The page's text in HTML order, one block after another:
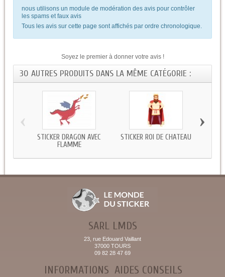
nous utilisons un module de modération des avis pour contrôler
les spams et faux avis
Tous les avis sur cette page sont affichés par ordre chronologique.
Soyez le premier à donner votre avis !
30 AUTRES PRODUITS DANS LA MÊME CATÉGORIE :
STICKER DRAGON AVEC
FLAMME
STICKER ROI DE CHATEAU
‹ ›
SARL LMDS
23, rue Edouard Vaillant
37000 TOURS
09 82 28 47 69
INFORMATIONS AIDES CONSEILS